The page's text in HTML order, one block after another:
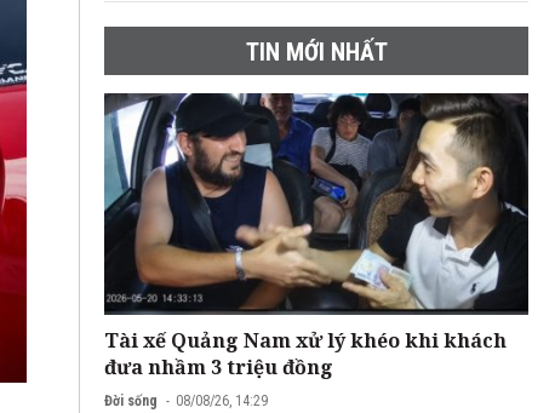
TIN MỚI NHẤT
Tài xế Quảng Nam xử lý khéo khi khách
đưa nhầm 3 triệu đồng
Đời sống 08/08/26, 14:29